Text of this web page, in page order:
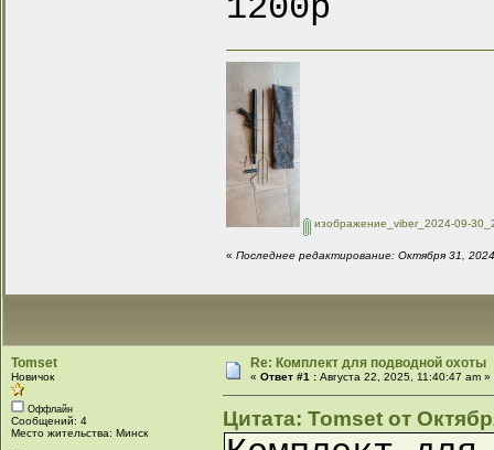
изображение_viber_2024-09-
«Последнее редактирование: Октября 31,
Tomset
Новичок
Оффлайн
Сообщений: 4
Место жительства: Минск
Re: Комплект для подводной охоты
«Ответ #1 : Августа 22, 2025, 11:40:47 am »
Цитата: Tomset от